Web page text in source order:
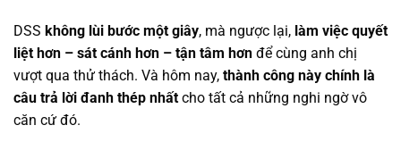
DSS không lùi bước một giây, mà ngược lại, làm việc quyết
liệt hơn – sát cánh hơn – tận tâm hơn để cùng anh chị
vượt qua thử thách. Và hôm nay, thành công này chính là
câu trả lời đanh thép nhất cho tất cả những nghi ngờ vô
căn cứ đó.